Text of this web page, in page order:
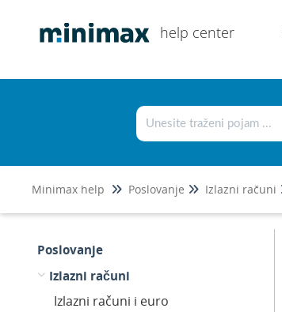
help center
Minimax help Poslovanje Izlazni računi
Poslovanje
Izlazni računi
Izlazni računi i euro